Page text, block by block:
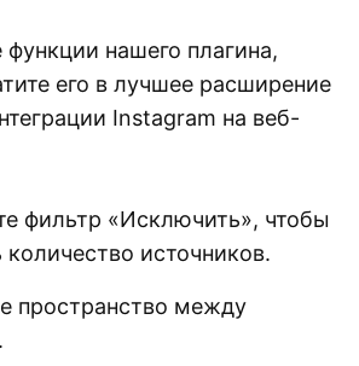
нашего плагина,
его в лучшее расширение
Instagram на веб-
фильтр «Исключить», чтобы
количество источников.
пространство между